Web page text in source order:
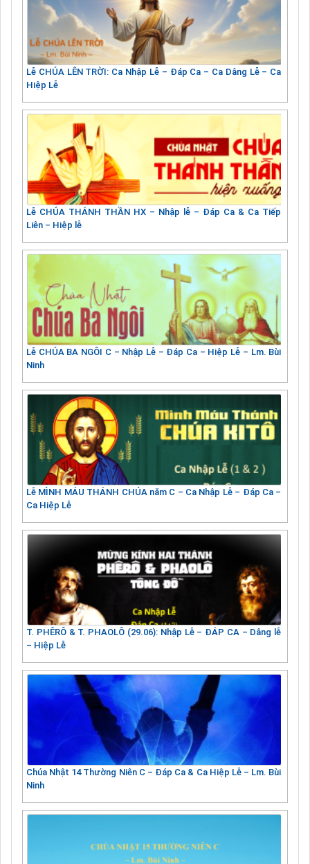
Lễ CHÚA LÊN TRỜI: Ca Nhập Lễ – Đáp Ca – Ca Dâng Lễ – Ca
Hiệp Lễ
Lễ CHÚA THÁNH THẦN HX – Nhập lễ – Đáp Ca & Ca Tiếp
Liên – Hiệp lễ
Lễ CHÚA BA NGÔI C – Nhập Lễ – Đáp Ca – Hiệp Lễ – Lm. Bùi
Ninh
Lễ MÌNH MÁU THÁNH CHÚA năm C – Ca Nhập Lễ – Đáp Ca –
Ca Hiệp Lễ
T. PHÊRÔ & T. PHAOLÔ (29.06): Nhập Lễ – ĐÁP CA – Dâng lễ
– Hiệp Lễ
Chúa Nhật 14 Thường Niên C – Đáp Ca & Ca Hiệp Lễ – Lm. Bùi
Ninh